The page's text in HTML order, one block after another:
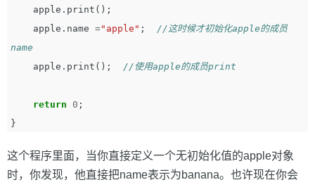
apple . print ();
apple . name ="apple" ;
//这时候才初始化apple的成员
name
apple . print (); //使用apple的成员print
return 0 ;
}
这个程序里面，当你直接定义一个无初始化值的apple对象
时，你发现，他直接把name表示为banana。也许现在你会